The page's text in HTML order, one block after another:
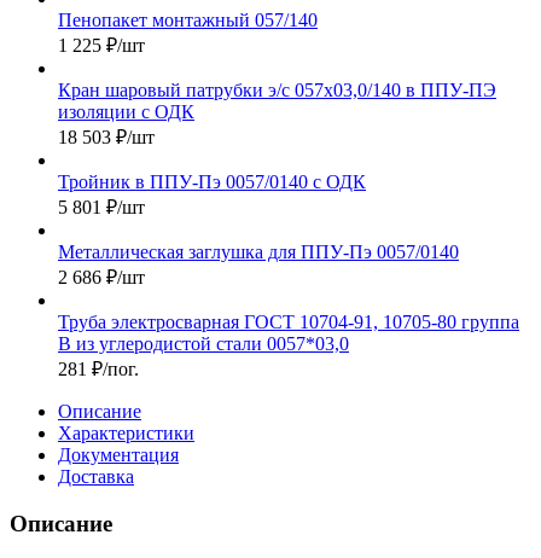
Пенопакет монтажный 057/140
1 225 ₽/шт
Кран шаровый патрубки э/с 057х03,0/140 в ППУ-ПЭ
изоляции с ОДК
18 503 ₽/шт
Тройник в ППУ-Пэ 0057/0140 с ОДК
5 801 ₽/шт
Металлическая заглушка для ППУ-Пэ 0057/0140
2 686 ₽/шт
Труба электросварная ГОСТ 10704-91, 10705-80 группа
В из углеродистой стали 0057*03,0
281 ₽/пог.
Описание
Характеристики
Документация
Доставка
Описание